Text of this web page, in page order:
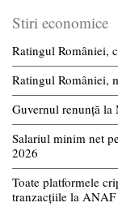
Stiri economice
Ratingul României,
Ratingul României,
Guvernul renunță la
Salariul minim net
2026
Toate platformele
tranzacțiile la ANAF